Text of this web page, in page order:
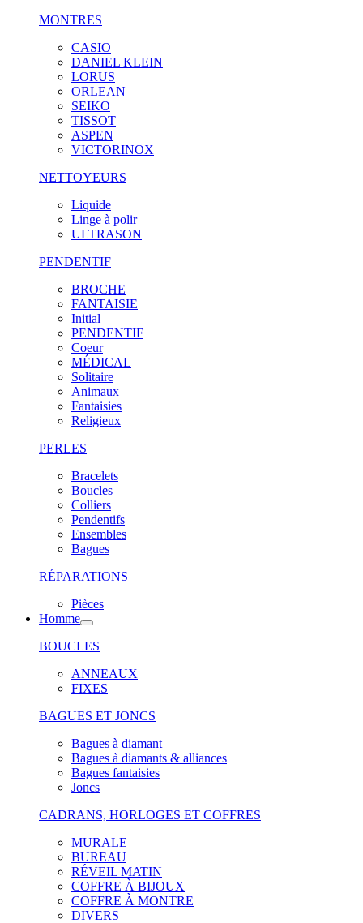
MONTRES
CASIO
DANIEL KLEIN
LORUS
ORLEAN
SEIKO
TISSOT
ASPEN
VICTORINOX
NETTOYEURS
Liquide
Linge à polir
ULTRASON
PENDENTIF
BROCHE
FANTAISIE
Initial
PENDENTIF
Coeur
MÉDICAL
Solitaire
Animaux
Fantaisies
Religieux
PERLES
Bracelets
Boucles
Colliers
Pendentifs
Ensembles
Bagues
RÉPARATIONS
Pièces
Homme
BOUCLES
ANNEAUX
FIXES
BAGUES ET JONCS
Bagues à diamant
Bagues à diamants & alliances
Bagues fantaisies
Joncs
CADRANS, HORLOGES ET COFFRES
MURALE
BUREAU
RÉVEIL MATIN
COFFRE À BIJOUX
COFFRE À MONTRE
DIVERS